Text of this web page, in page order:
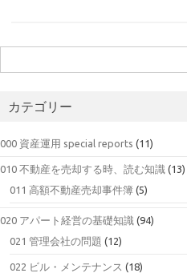
カテゴリー
000 資産運用 special reports (11)
010 不動産を売却する時、読む知識 (13)
011 高額不動産売却事件簿 (5)
020 アパート経営の基礎知識 (94)
021 管理会社の問題 (12)
022 ビル・メンテナンス (18)